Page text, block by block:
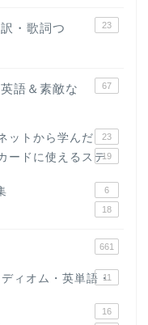
・歌詞つ
23
語＆素敵な
67
ットから学んだ 23
ードに使えるステ19
6
18
661
ィオム・英単語・
11
16